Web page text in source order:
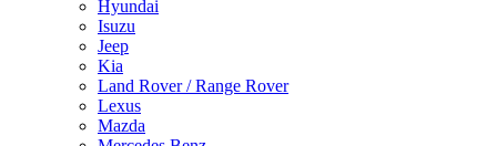
Hyundai
Isuzu
Jeep
Kia
Land Rover / Range Rover
Lexus
Mazda